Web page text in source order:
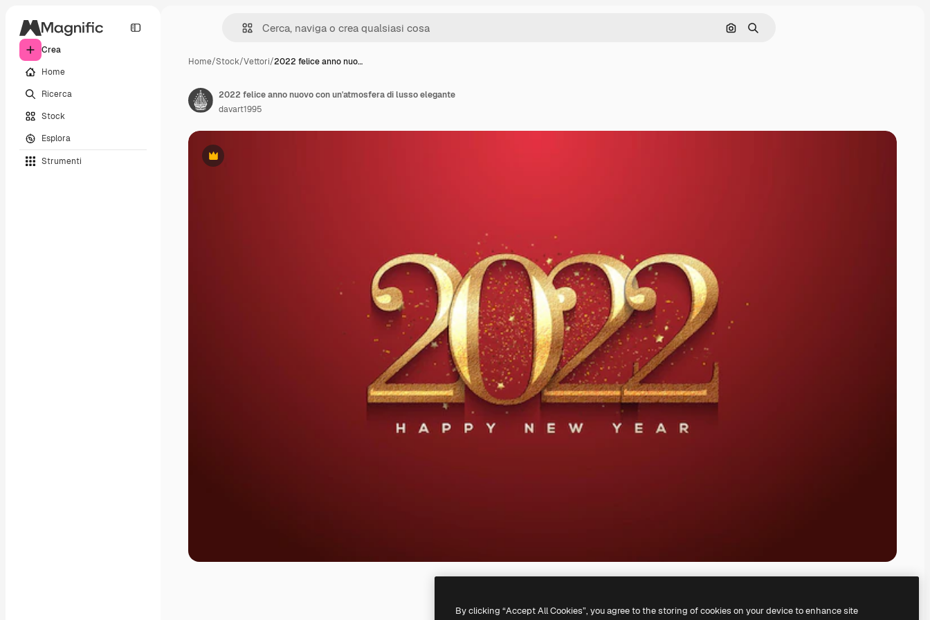
Crea
Home
Ricerca
Stock
Esplora
Strumenti
Cerca per immagine
Ricerca
Home/Stock/Vettori/2022 felice anno nuo…
Premium
2022 felice anno nuovo con un'atmosfera di lusso elegante
davart1995
By clicking “Accept All Cookies”, you agree to the storing of cookies on your device to enhance site